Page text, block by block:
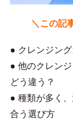
＼この記
● クレンジン
● 他のクレン
どう違う？
● 種類が多く
合う選び方